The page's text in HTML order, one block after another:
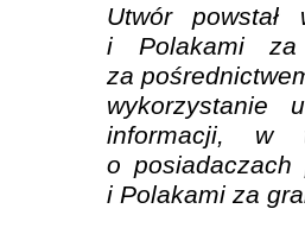
Utwór powstał
i Polakami za
za
wykorzystanie
informacji, w
o posiadaczach
i Polakami za